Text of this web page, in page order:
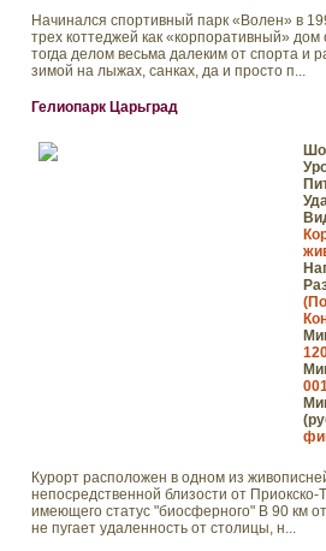
Начинался спортивный парк «Волен» в
трех коттеджей как «корпоративный»
тогда делом весьма далеким от спорта и
зимой на лыжах, санках, да и просто п...
Гелиопарк Царьград
Курорт расположен в одном из
непосредственной близости от
имеющего статус "биосферного" В 90 км
не пугает удаленность от столицы, н...